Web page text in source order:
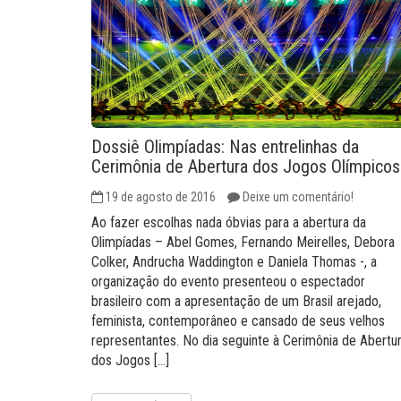
Dossiê Olimpíadas: Nas entrelinhas da
Cerimônia de Abertura dos Jogos Olímpicos
19 de agosto de 2016 Deixe um comentário!
Ao fazer escolhas nada óbvias para a abertura da
Olimpíadas – Abel Gomes, Fernando Meirelles, Debora
Colker, Andrucha Waddington e Daniela Thomas -, a
organização do evento presenteou o espectador
brasileiro com a apresentação de um Brasil arejado,
feminista, contemporâneo e cansado de seus velhos
representantes. No dia seguinte à Cerimônia de
dos Jogos […]